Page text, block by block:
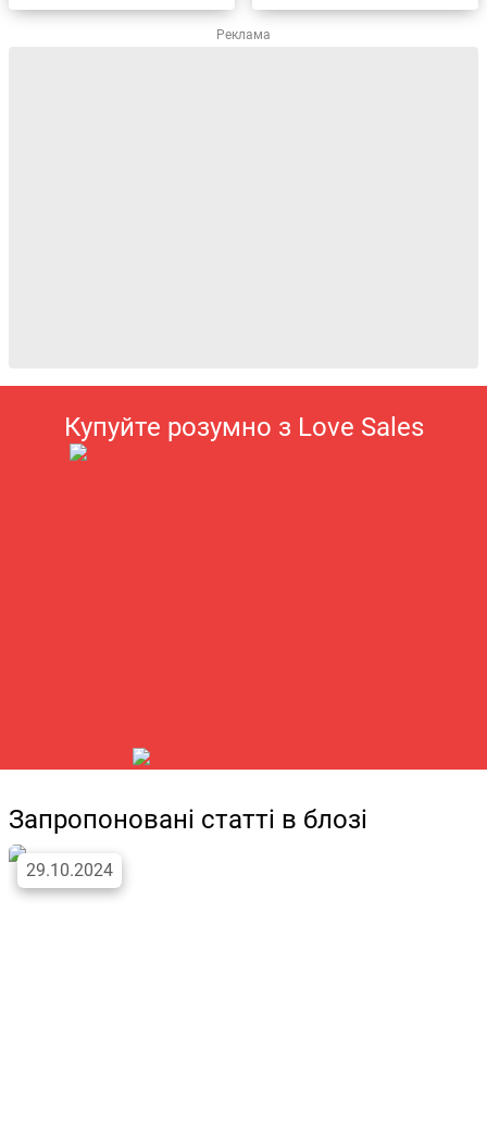
Реклама
Купуйте розумно з Love Sales
Запропоновані статті в блозі
29.10.2024